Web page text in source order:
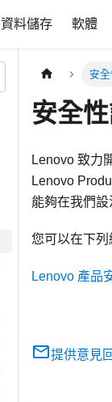
資料儲存 軟體
安
安全
Lenovo 致力
Lenovo
能夠在我們
您可以在下列
Lenovo 產品
提供意見